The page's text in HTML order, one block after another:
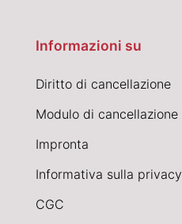
Informazioni su
Diritto di cancellazione
Modulo di cancellazione
Impronta
Informativa sulla privacy
CGC